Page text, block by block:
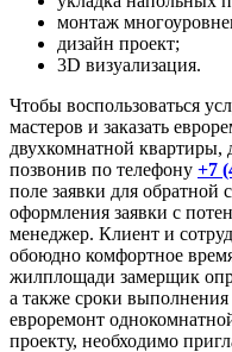
монтаж
дизайн проект;
3D визуализация.
Чтобы воспользоваться
мастеров и заказать
двухкомнатной
позвонив по телефону +7
поле заявки для обратной
оформления заявки с
менеджер. Клиент и
обоюдно комфортное
жилплощади замерщик
а также сроки выполнения
евроремонт
проекту, необходимо